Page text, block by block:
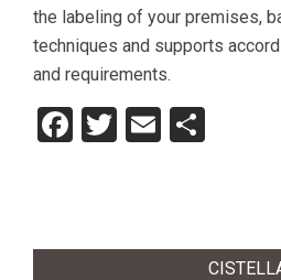
the labeling of your premises,
techniques and supports
and requirements.
Facebook
Twitter
Email
10-